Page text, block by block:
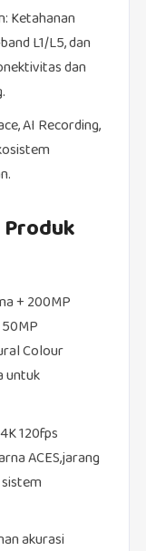
Ketahanan
L1/L5, dan
dan
AI Recording,
+ 200MP
Colour
untuk
120fps
ACES,jarang
akurasi